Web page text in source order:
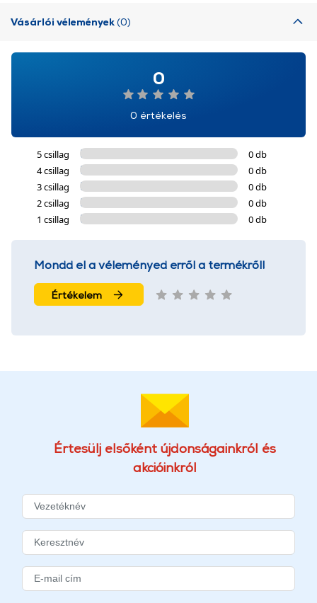
Vásárlói vélemények(0)
0
0 értékelés
5 csillag
0 db
4 csillag
0 db
3 csillag
0 db
2 csillag
0 db
1 csillag
0 db
Mondd el a véleményed erről a termékről!
Értékelem
Értesülj elsőként újdonságainkról és
akcióinkról